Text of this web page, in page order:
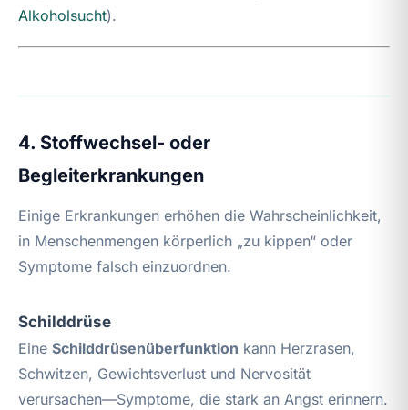
Alkoholsucht).
4. Stoffwechsel- oder
Begleiterkrankungen
Einige Erkrankungen erhöhen die Wahrscheinlichkeit,
in Menschenmengen körperlich „zu kippen“ oder
Symptome falsch einzuordnen.
Schilddrüse
Eine Schilddrüsenüberfunktion kann Herzrasen,
Schwitzen, Gewichtsverlust und Nervosität
verursachen—Symptome, die stark an Angst erinnern.